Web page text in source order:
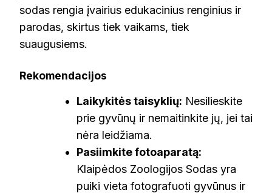
sodas rengia įvairius edukacinius renginius ir
parodas, skirtus tiek vaikams, tiek
suaugusiems.
Rekomendacijos
Laikykitės taisyklių: Nesilieskite
prie gyvūnų ir nemaitinkite jų, jei tai
nėra leidžiama.
Pasiimkite fotoaparatą:
Klaipėdos Zoologijos Sodas yra
puiki vieta fotografuoti gyvūnus ir